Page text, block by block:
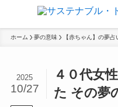
ホーム 夢の意味 【赤ちゃん】の夢占
４０代女
た その夢
2025
10/27